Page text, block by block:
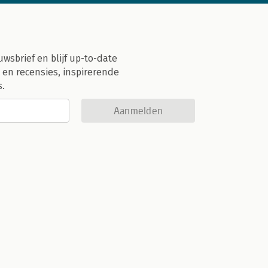
en blijf up-to-date
recensies, inspirerende
Aanmelden